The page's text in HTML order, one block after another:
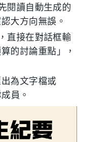
閱讀自動生成的
大方向無誤。
直接在對話框輸
的討論重點」，
為文字檔或
員。